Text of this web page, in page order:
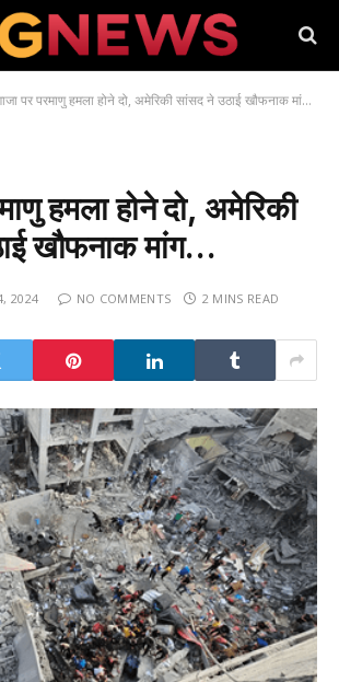
पर परमाणु हमला होने दो, अमेरिकी सांसद ने उठाई खौफनाक मांग…
हमला होने दो, अमेरिकी
खौफनाक मांग…
2024 NO COMMENTS 2 MINS READ